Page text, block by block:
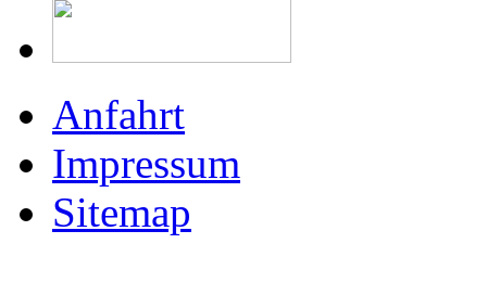
Anfahrt
Impressum
Sitemap